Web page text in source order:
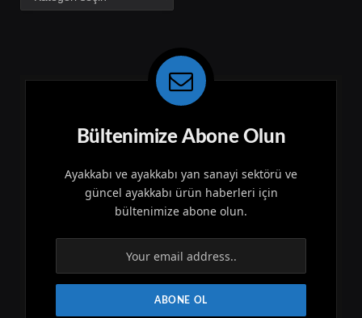
Bültenimize Abone Olun
Ayakkabı ve ayakkabı yan sanayi sektörü ve
güncel ayakkabı ürün haberleri için
bültenimize abone olun.